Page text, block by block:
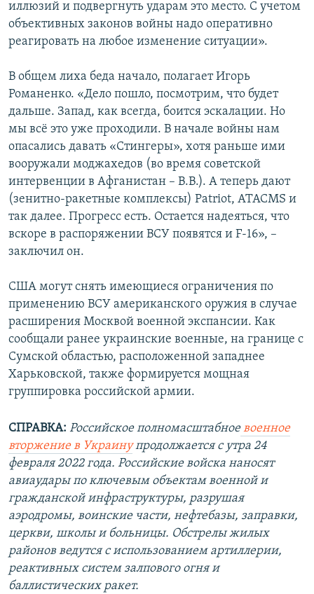
иллюзий и подвергнуть ударам это место. С учетом
объективных законов войны надо оперативно
реагировать на любое изменение ситуации».
В общем лиха беда начало, полагает Игорь
Романенко. «Дело пошло, посмотрим, что будет
дальше. Запад, как всегда, боится эскалации. Но
мы всё это уже проходили. В начале войны нам
опасались давать «Стингеры», хотя раньше ими
вооружали моджахедов (во время советской
интервенции в Афганистан – В.В.). А теперь дают
(зенитно-ракетные комплексы) Patriot, ATACMS и
так далее. Прогресс есть. Остается надеяться, что
вскоре в распоряжении ВСУ появятся и F-16», –
заключил он.
США могут снять имеющиеся ограничения по
применению ВСУ американского оружия в случае
расширения Москвой военной экспансии. Как
сообщали ранее украинские военные, на границе с
Сумской областью, расположенной западнее
Харьковской, также формируется мощная
группировка российской армии.
СПРАВКА: Российское полномасштабноевоенное
вторжение в Украинупродолжается с утра 24
февраля 2022 года. Российские войска наносят
авиаудары по ключевым объектам военной и
гражданской инфраструктуры, разрушая
аэродромы, воинские части, нефтебазы, заправки,
церкви, школы и больницы. Обстрелы жилых
районов ведутся с использованием артиллерии,
реактивных систем залпового огня и
баллистических ракет.